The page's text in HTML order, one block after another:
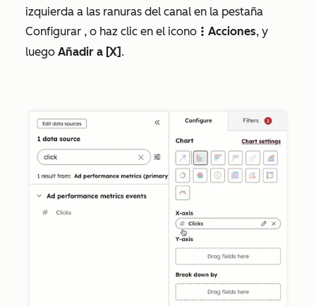
izquierda a las ranuras del canal en la pestaña
Configurar , o haz clic en el icono verticalMenu Acciones, y
luego Añadir a [X] .